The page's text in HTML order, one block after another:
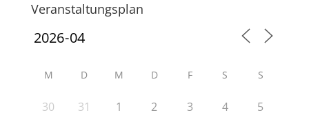
Veranstaltungsplan
M D M D F S S
30 31 1 2 3 4 5